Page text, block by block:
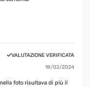
VALUTAZIONE VERIFICATA
18/02/2024
foto risultava di più il